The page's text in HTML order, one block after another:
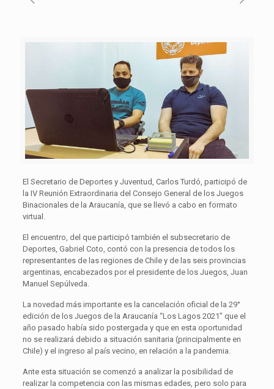
El Secretario de Deportes y Juventud, Carlos Turdó, participó de
la IV Reunión Extraordinaria del Consejo General de los Juegos
Binacionales de la Araucanía, que se llevó a cabo en formato
virtual.
El encuentro, del que participó también el subsecretario de
Deportes, Gabriel Coto, contó con la presencia de todos los
representantes de las regiones de Chile y de las seis provincias
argentinas, encabezados por el presidente de los Juegos, Juan
Manuel Sepúlveda.
La novedad más importante es la cancelación oficial de la 29°
edición de los Juegos de la Araucanía “Los Lagos 2021” que el
año pasado había sido postergada y que en esta oportunidad
no se realizará debido a situación sanitaria (principalmente en
Chile) y el ingreso al país vecino, en relación a la pandemia.
Ante esta situación se comenzó a analizar la posibilidad de
realizar la competencia con las mismas edades, pero solo para